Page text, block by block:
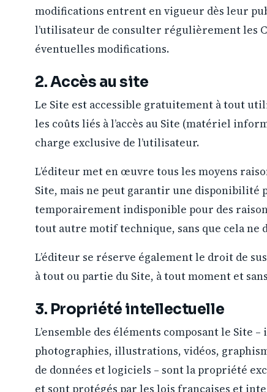
modifications entrent en vigueur dès leur
l’utilisateur de consulter régulièrement les
éventuelles modifications.
2. Accès au site
Le Site est accessible gratuitement à tout
les coûts liés à l’accès au Site (matériel
charge exclusive de l’utilisateur.
L’éditeur met en œuvre tous les moyens
Site, mais ne peut garantir une disponibilité
temporairement indisponible pour des
tout autre motif technique, sans que cela
L’éditeur se réserve également le droit de
à tout ou partie du Site, à tout moment et
3. Propriété intellectuelle
L’ensemble des éléments composant le Site
photographies, illustrations, vidéos,
de données et logiciels – sont la propriété
et sont protégés par les lois françaises et